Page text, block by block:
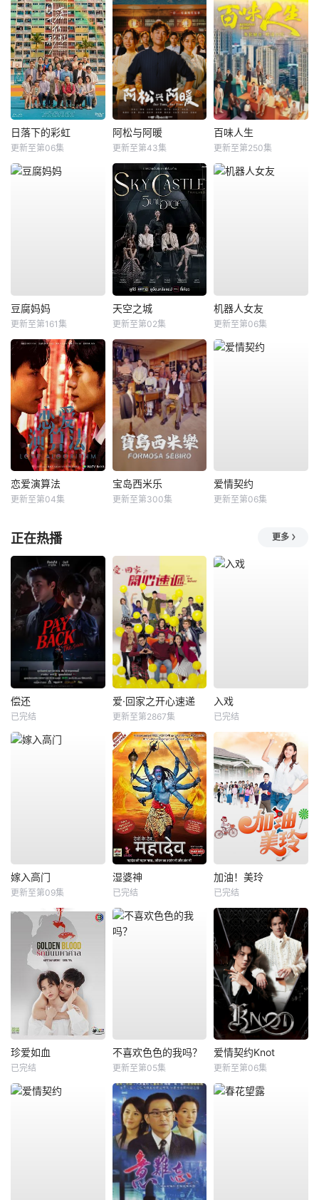
日落下的彩虹
更新至第06集
阿松与阿暖
更新至第43集
百味人生
更新至第250集
豆腐妈妈
更新至第161集
天空之城
更新至第02集
机器人女友
更新至第06集
恋爱演算法
更新至第04集
宝岛西米乐
更新至第300集
爱情契约
更新至第06集
正在热播 更多
偿还
已完结
爱·回家之开心速递
更新至第2867集
入戏
已完结
嫁入高门
更新至第09集
湿婆神
已完结
加油！美玲
已完结
珍爱如血
已完结
不喜欢色色的我吗？
更新至第05集
爱情契约Knot
更新至第06集